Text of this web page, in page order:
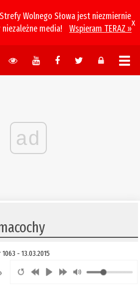
Wolnego Słowa jest niezmiernie
media!
Wspieram TERAZ »
x
ad
- 13.03.2015